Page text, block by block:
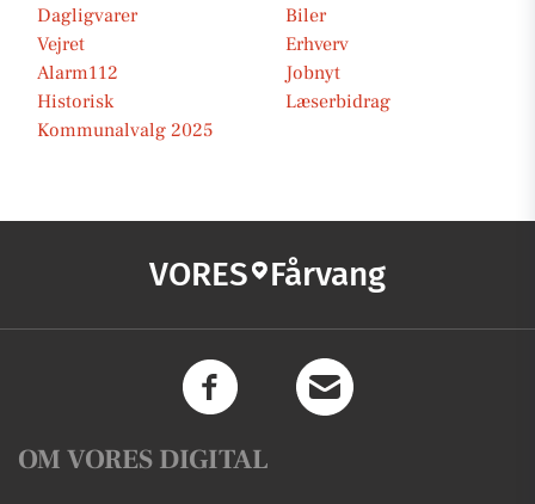
Dagligvarer
Biler
Vejret
Erhverv
Alarm112
Jobnyt
Historisk
Læserbidrag
Kommunalvalg 2025
VORES Fårvang
OM VORES DIGITAL